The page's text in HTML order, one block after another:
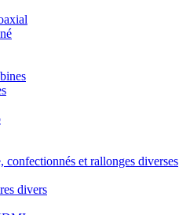
confectionnés et rallonges diverses
divers